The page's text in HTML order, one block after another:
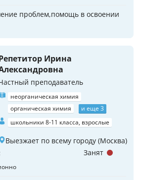
проблем,помощь в освоении
Ирина
преподаватель
неорганическая химия
органическая химия
и еще 3
школьники 8-11 класса, взрослые
Выезжает по всему городу (Москва)
Занят